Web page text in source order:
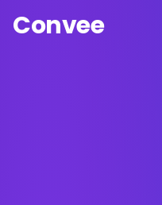
Convee